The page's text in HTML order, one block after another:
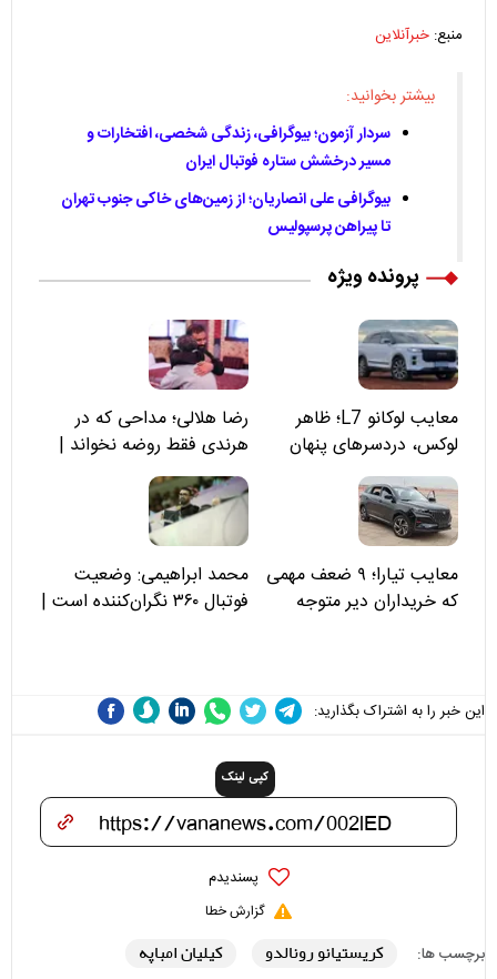
منبع: خبرآنلاین
بیشتر بخوانید:
سردار آزمون؛ بیوگرافی، زندگی شخصی، افتخارات و
مسیر درخشش ستاره فوتبال ایران
بیوگرافی علی انصاریان؛ از زمین‌های خاکی جنوب تهران
تا پیراهن پرسپولیس
پرونده ویژه
معایب لوکانو L7؛ ظاهر
لوکس، دردسرهای پنهان
رضا هلالی؛ مداحی که در
هرندی فقط روضه نخواند |
مسئولان «تکیه‌گاه آقا مرتضی
علی(ع)» را جدی‌تر ببینند
معایب تیارا؛ ۹ ضعف مهمی
که خریداران دیر متوجه
محمد ابراهیمی: وضعیت
فوتبال ۳۶۰ نگران‌کننده است |
این خبر را به اشتراک بگذارید:
کپی لینک
پسندیدم
گزارش خطا
برچسب ها: کریستیانو رونالدو کیلیان امباپه